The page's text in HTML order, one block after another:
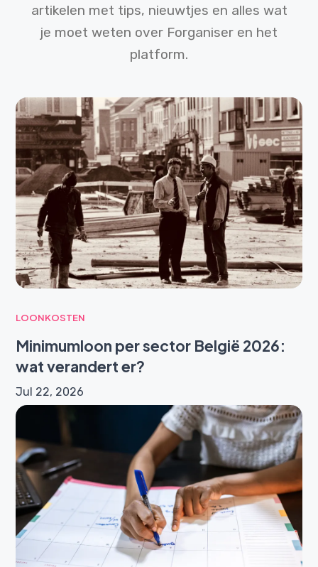
artikelen met tips, nieuwtjes en alles wat
je moet weten over Forganiser en het
platform.
LOONKOSTEN
Minimumloon per sector België 2026:
wat verandert er?
Jul 22, 2026